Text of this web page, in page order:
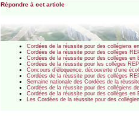
Répondre à cet article
Cordées de la réussite pour des collégiens
Cordées de la réussite pour des collèges
Cordées de la réussite pour des collèges en
Cordées de la réussite pour les collèges
Concours d’éloquence, découverte d’une
Cordées de la réussite pour des collèges
Semaine nationale des Cordées de la
Cordées de la réussite pour des collégiens
Cordées de la réussite pour des collèges en
Les Cordées de la réussite pour des